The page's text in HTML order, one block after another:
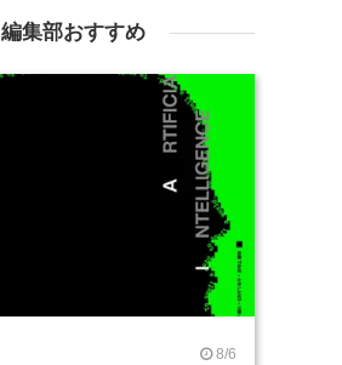
編集部おすすめ
8/6